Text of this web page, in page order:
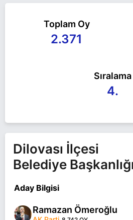
adayı olarak Yeniden
seçimlerinde yarışıyor.
fazla bilgi için
Ercan
Toplam Oy
2.371
Sıralama
4.
Dilovası İlçesi
Belediye
Aday Bilgisi
Ramazan Ömeroğlu